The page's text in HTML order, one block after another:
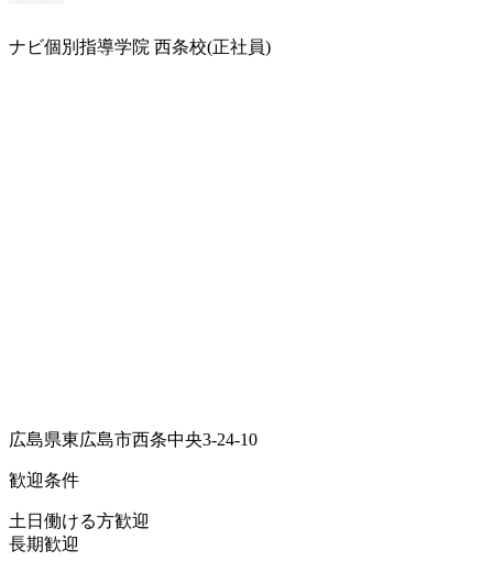
ナビ個別指導学院 西条校(正社員)
広島県東広島市西条中央3-24-10
歓迎条件
土日働ける方歓迎
長期歓迎